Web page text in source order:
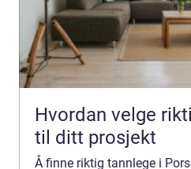
Hvordan velge
til ditt prosjekt
Å finne riktig tannlege i